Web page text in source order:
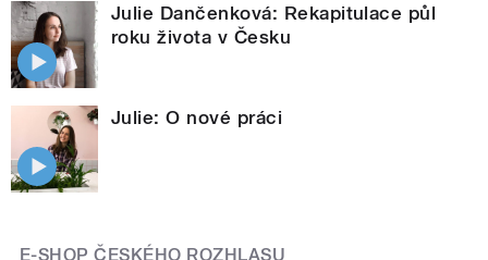
Julie Dančenková: Rekapitulace půl
roku života v Česku
Julie: O nové práci
E-SHOP ČESKÉHO ROZHLASU